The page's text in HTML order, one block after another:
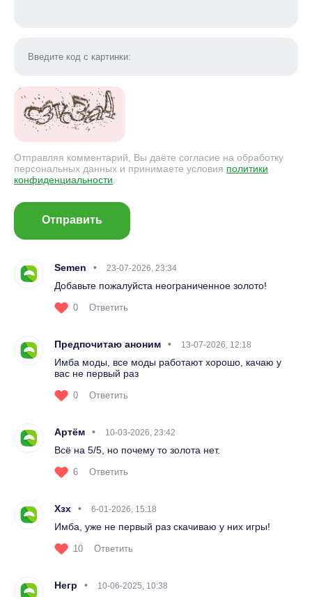
Отправляя комментарий, Вы даёте согласие на обработку
персональных данных и принимаете условия политики
конфиденциальности.
Отправить
Semen 23-07-2026, 23:34
Добавьте пожалуйста неограниченное золото!
0 Ответить
Предпочитаю аноним 13-07-2026, 12:18
Имба моды, все моды работают хорошо, качаю у
вас не первый раз
0 Ответить
Артём 10-03-2026, 23:42
Всё на 5/5, но почему то золота нет.
6 Ответить
Хзх 6-01-2026, 15:18
Имба, уже не первый раз скачиваю у них игры!
10 Ответить
Негр 10-06-2025, 10:38